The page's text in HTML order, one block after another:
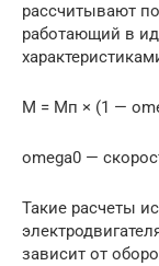
рассчитывают
работающий в
M = Mп × (1 —
omega0 —
Такие расчеты
зависит от